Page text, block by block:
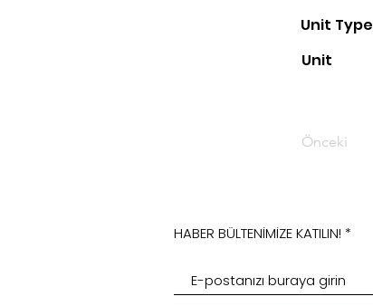
Unit Type
Unit
Önceki
HABER BÜLTENİMİZE KATILIN!